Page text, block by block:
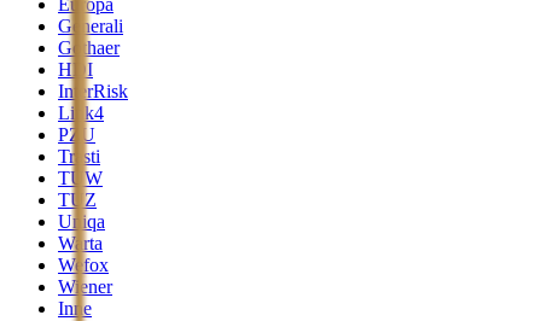
Europa
Generali
Gothaer
HDI
InterRisk
Link4
PZU
Trasti
TUW
TUZ
Uniqa
Warta
Wefox
Wiener
Inne